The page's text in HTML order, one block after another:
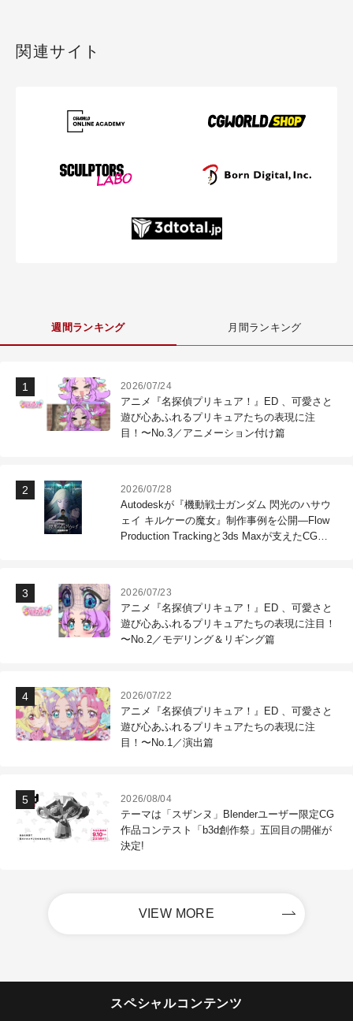
関連サイト
週間ランキング 月間ランキング
2026/07/24
アニメ『名探偵プリキュア！』ED 、可愛さと
遊び心あふれるプリキュアたちの表現に注
目！〜No.3／アニメーション付け篇
2026/07/28
Autodeskが『機動戦士ガンダム 閃光のハサウ
ェイ キルケーの魔女』制作事例を公開―Flow
Production Trackingと3ds Maxが支えたCG制
2026/07/23
アニメ『名探偵プリキュア！』ED 、可愛さと
遊び心あふれるプリキュアたちの表現に注目！
〜No.2／モデリング＆リギング篇
2026/07/22
アニメ『名探偵プリキュア！』ED 、可愛さと
遊び心あふれるプリキュアたちの表現に注
目！〜No.1／演出篇
2026/08/04
テーマは「スザンヌ」Blenderユーザー限定CG
作品コンテスト「b3d創作祭」五回目の開催が
決定!
VIEW MORE
スペシャルコンテンツ